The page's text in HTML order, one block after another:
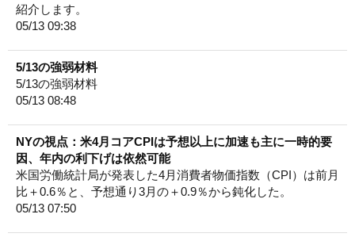
紹介します。
05/13 09:38
5/13の強弱材料
5/13の強弱材料
05/13 08:48
NYの視点：米4月コアCPIは予想以上に加速も主に一時的要
因、年内の利下げは依然可能
米国労働統計局が発表した4月消費者物価指数（CPI）は前月
比＋0.6％と、予想通り3月の＋0.9％から鈍化した。
05/13 07:50